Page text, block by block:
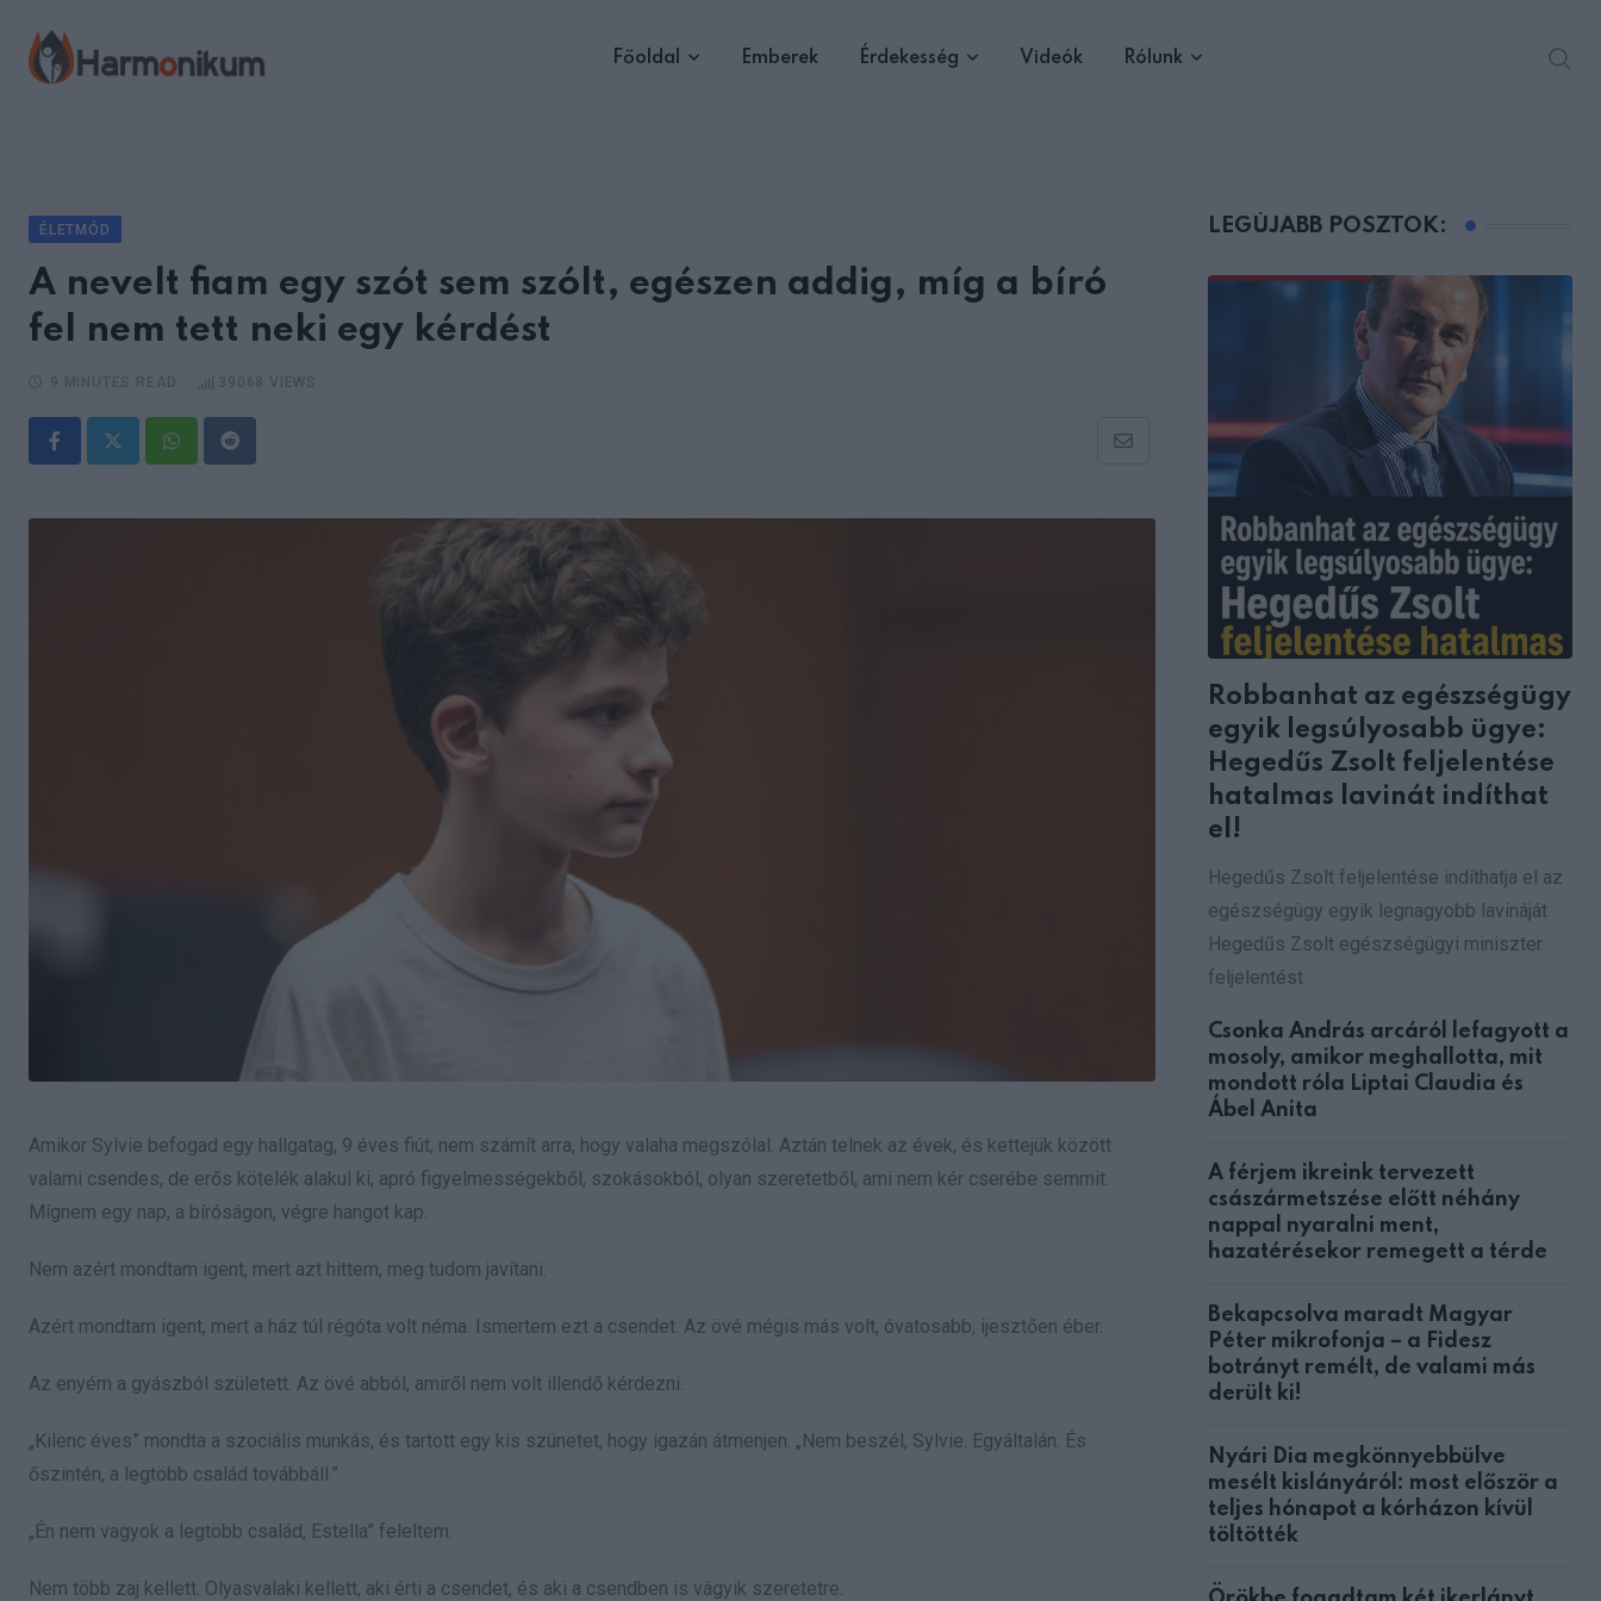
content
Főoldal Emberek Érdekesség Videók Rólunk
ÉLETMÓD
A nevelt fiam egy szót sem szólt, egészen addig, míg a bíró
fel nem tett neki egy kérdést
WhatsappReddit
Share
Email
Amikor Sylvie befogad egy hallgatag, 9 éves fiút, nem számít arra, hogy valaha megszólal. Aztán telnek az évek, és kettejük között
valami csendes, de erős kötelék alakul ki, apró figyelmességekből, szokásokból, olyan szeretetből, ami nem kér cserébe semmit.
Mígnem egy nap, a bíróságon, végre hangot kap.
Nem azért mondtam igent, mert azt hittem, meg tudom javítani.
Azért mondtam igent, mert a ház túl régóta volt néma. Ismertem ezt a csendet. Az övé mégis más volt, óvatosabb, ijesztően éber.
Az enyém a gyászból született. Az övé abból, amiről nem volt illendő kérdezni.
„Kilenc éves” mondta a szociális munkás, és tartott egy kis szünetet, hogy igazán átmenjen. „Nem beszél, Sylvie. Egyáltalán. És
őszintén, a legtöbb család továbbáll.”
„Én nem vagyok a legtöbb család, Estella” feleltem.
Nem több zaj kellett. Olyasvalaki kellett, aki érti a csendet, és aki a csendben is vágyik szeretetre.
LEGÚJABB POSZTOK:
Robbanhat az egészségügy
egyik legsúlyosabb ügye:
Hegedűs Zsolt feljelentése
hatalmas lavinát indíthat
el!
Hegedűs Zsolt feljelentése indíthatja el az
egészségügy egyik legnagyobb lavináját
Hegedűs Zsolt egészségügyi miniszter
feljelentést
Csonka András arcáról lefagyott a
mosoly, amikor meghallotta, mit
mondott róla Liptai Claudia és
Ábel Anita
A férjem ikreink tervezett
császármetszése előtt néhány
nappal nyaralni ment,
hazatérésekor remegett a térde
Bekapcsolva maradt Magyar
Péter mikrofonja – a Fidesz
botrányt remélt, de valami más
derült ki!
Nyári Dia megkönnyebbülve
mesélt kislányáról: most először a
teljes hónapot a kórházon kívül
töltötték